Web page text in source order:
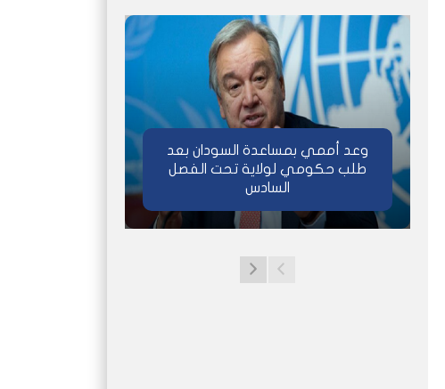
وعد أممي بمساعدة السودان بعد
طلب حكومي لولاية تحت الفصل
السادس